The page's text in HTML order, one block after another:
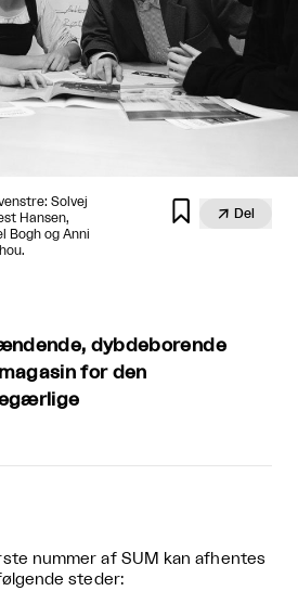
Solvej
Hansen,
Bogh og Anni
  Del
dybdeborende
for den
nummer af SUM kan afhentes
steder: